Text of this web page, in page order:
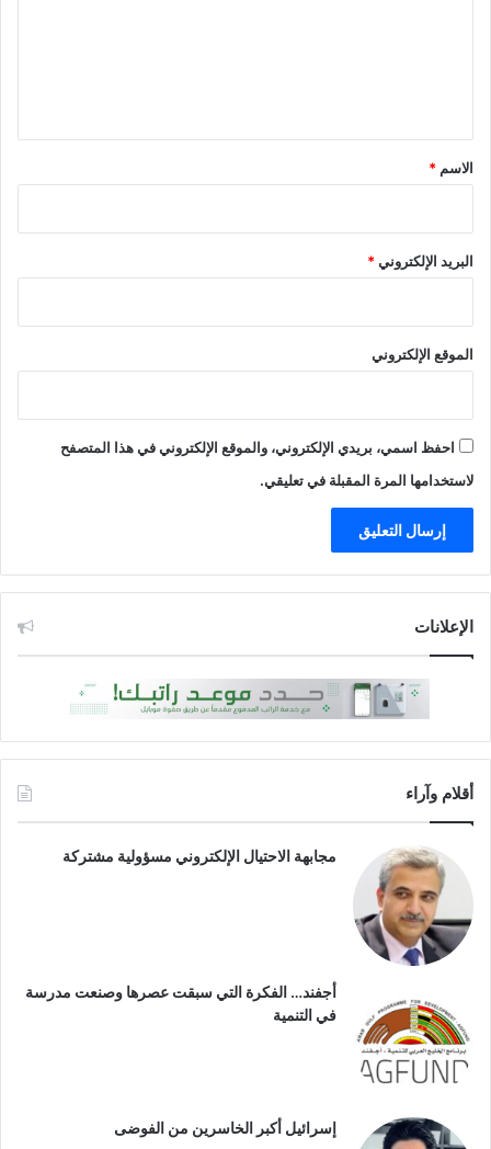
*
الاسم *
البريد الإلكتروني*
الموقع الإلكتروني
احفظ اسمي، بريدي الإلكتروني، والموقع الإلكتروني في هذا المتصفح
لاستخدامها المرة المقبلة في تعليقي.
الإعلانات
أقلام وآراء
مجابهة الاحتيال الإلكتروني مسؤولية مشتركة
أجفند… الفكرة التي سبقت عصرها وصنعت مدرسة
في التنمية
إسرائيل أكبر الخاسرين من الفوضى